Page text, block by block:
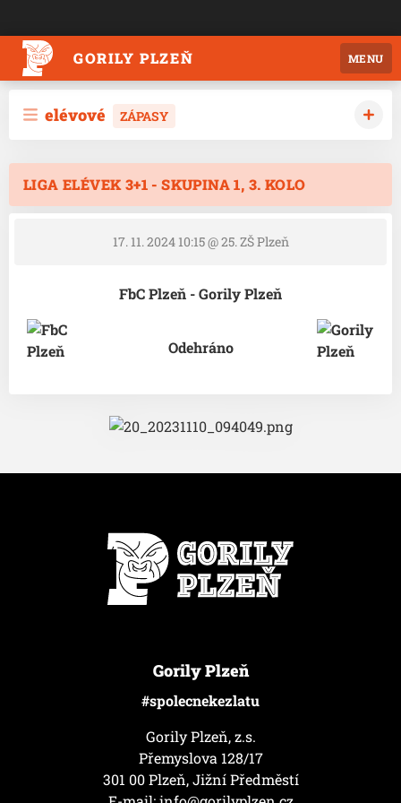
GORILY PLZEŇ MENU
elévové ZÁPASY
LIGA ELÉVEK 3+1 - SKUPINA 1, 3. KOLO
17. 11. 2024 10:15@ 25. ZŠ Plzeň
FbC Plzeň - Gorily Plzeň
Odehráno
Gorily Plzeň
#spolecnekezlatu
Gorily Plzeň, z.s.
Přemyslova 128/17
301 00 Plzeň, Jižní Předměstí